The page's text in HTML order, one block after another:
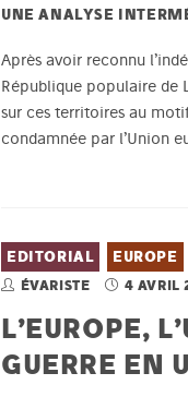
UNE ANALYSE
Après avoir reconnu
République populaire de
sur ces territoires au
condamnée par l’Union
EDITORIAL EUROPE
ÉVARISTE 4 AVRIL
L’EUROPE,
GUERRE EN